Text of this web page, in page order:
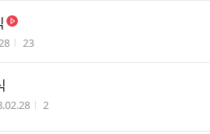
조회수
23
시간 조회수
2